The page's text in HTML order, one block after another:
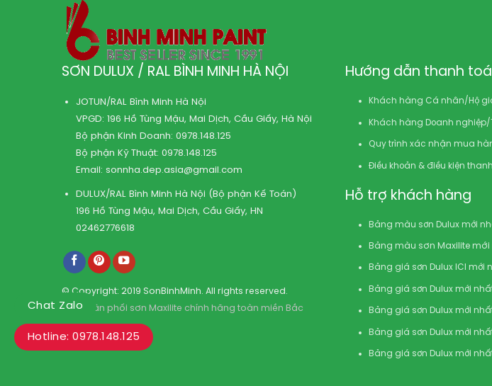
SƠN DULUX / RAL BÌNH MINH HÀ NỘI
JOTUN/RAL Bình Minh Hà Nội
VPGD: 196 Hồ Tùng Mậu, Mai Dịch, Cầu Giấy, Hà Nội
Bộ phận Kinh Doanh:0978.148.125
Bộ phận Kỹ Thuật:0978.148.125
Email: sonnha.dep.asia@gmail.com
DULUX/RAL Bình Minh Hà Nội (Bộ phận Kế Toán)
196 Hồ Tùng Mậu, Mai Dịch, Cầu Giấy, HN
02462776618
© Copyright: 2019 SonBinhMinh. All rights reserved.
Kho phân phối sơn Maxilite chính hãng toàn miền Bắc
Hướng dẫn thanh
Khách hàng Cá nhân/Hộ
Khách hàng Doanh nghiệp/
Quy trình xác nhận mua
Điều khoản & điều kiện
Hỗ trợ khách hàng
Bảng màu sơn Dulux mới
Bảng màu sơn Maxilite mới
Bảng giá sơn Dulux ICI mới
Bảng giá sơn Dulux mới
Bảng giá sơn Dulux mới
Bảng giá sơn Dulux mới
Bảng giá sơn Dulux mới
Chat Zalo
Hotline: 0978.148.125